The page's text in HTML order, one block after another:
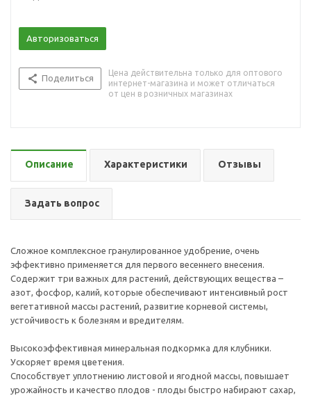
Авторизоваться
Поделиться
Цена действительна только для оптового
интернет-магазина и может отличаться
от цен в розничных магазинах
Описание Характеристики Отзывы
Задать вопрос
Сложное комплексное гранулированное удобрение, очень
эффективно применяется для первого весеннего внесения.
Содержит три важных для растений, действующих вещества –
азот, фосфор, калий, которые обеспечивают интенсивный рост
вегетативной массы растений, развитие корневой системы,
устойчивость к болезням и вредителям.
Высокоэффективная минеральная подкормка для клубники.
Ускоряет время цветения.
Способствует уплотнению листовой и ягодной массы, повышает
урожайность и качество плодов - плоды быстро набирают сахар,